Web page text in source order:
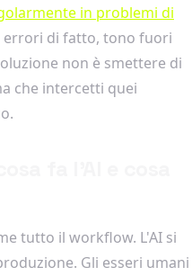
in problemi di
errori di fatto, tono fuori
non è smettere di
che intercetti quei
tutto il workflow. L'AI si
Gli esseri umani